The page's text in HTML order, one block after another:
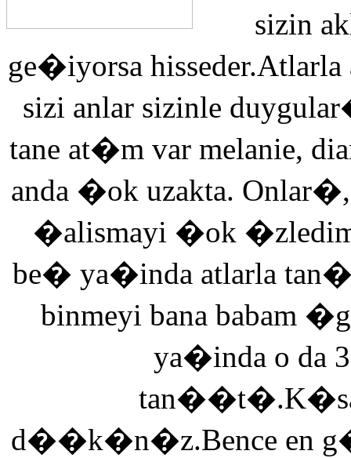
sizin
ge�iyorsa
sizi anlar sizinle
tane at�m var melanie,
anda �ok uzakta.
�alismayi �ok
be� ya�inda atlarla
binmeyi bana babam
ya�inda o da
d��k�n�z.Bence en